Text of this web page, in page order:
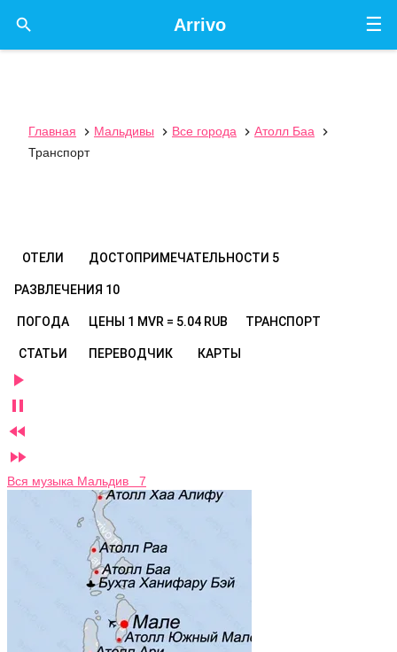
☰
Arrivo

Главная  Мальдивы  Все города  Атолл Баа

Транспорт
ОТЕЛИ ДОСТОПРИМЕЧАТЕЛЬНОСТИ 5
РАЗВЛЕЧЕНИЯ 10
ПОГОДА ЦЕНЫ 1 MVR = 5.04 RUB ТРАНСПОРТ
СТАТЬИ ПЕРЕВОДЧИК КАРТЫ




Вся музыка Мальдив 7